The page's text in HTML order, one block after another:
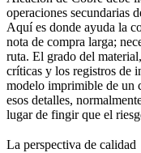
operaciones secundarias
Aquí es donde ayuda la
nota de compra larga;
ruta. El grado del
críticas y los registros de
modelo imprimible de un
esos detalles,
lugar de fingir que el
La perspectiva de calidad